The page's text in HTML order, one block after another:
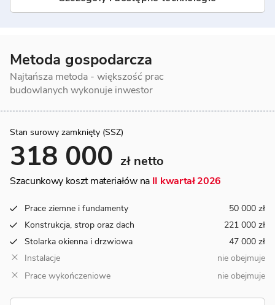
Metoda gospodarcza
Najtańsza metoda - większość prac
budowlanych wykonuje inwestor
Stan surowy zamknięty (SSZ)
318 000 zł netto
Szacunkowy koszt materiałów na II kwartał 2026
Prace ziemne i fundamenty
50 000 zł
Konstrukcja, strop oraz dach
221 000 zł
Stolarka okienna i drzwiowa
47 000 zł
Instalacje
nie obejmuje
Prace wykończeniowe
nie obejmuje